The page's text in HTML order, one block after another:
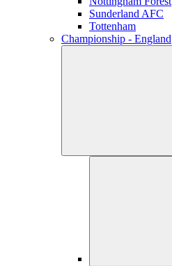
Sunderland AFC
Tottenham
Championship - England